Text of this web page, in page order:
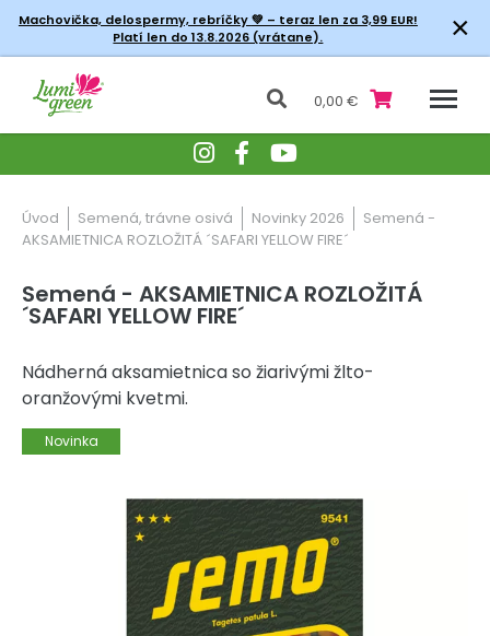
Machovička, delospermy, rebríčky💚 – teraz len za 3,99 EUR!
Platí len do 13.8.2026 (vrátane).
×
0,00 €
Úvod Semená, trávne osivá Novinky 2026
Semená -
AKSAMIETNICA ROZLOŽITÁ ´SAFARI YELLOW FIRE´
Semená - AKSAMIETNICA ROZLOŽITÁ
´SAFARI YELLOW FIRE´
Nádherná aksamietnica so žiarivými žlto-
oranžovými kvetmi.
Novinka